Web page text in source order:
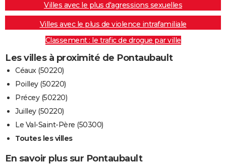
Villes avec le plus d'agressions sexuelles
Villes avec le plus de violence intrafamiliale
Classement : le trafic de drogue par ville
Les villes à proximité de Pontaubault
Céaux (50220)
Poilley (50220)
Précey (50220)
Juilley (50220)
Le Val-Saint-Père (50300)
Toutes les villes
En savoir plus sur Pontaubault